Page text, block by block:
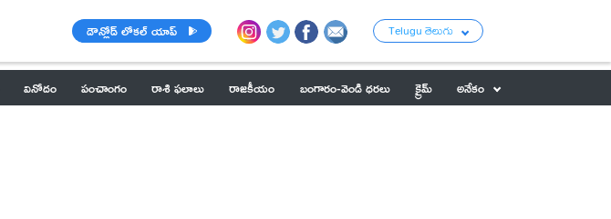
డౌన్లోడ్ లోకల్ యాప్ Telugu తెలుగు
వినోదం పంచాంగం రాశి ఫలాలు రాజకీయం బంగారం-వెండి ధరలు క్రైమ్
అనేకం